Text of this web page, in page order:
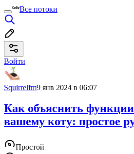
Все потоки
Войти
Squirrelfm9 янв 2024 в 06:07
Как объяснить
вашему коту: простое
Простой